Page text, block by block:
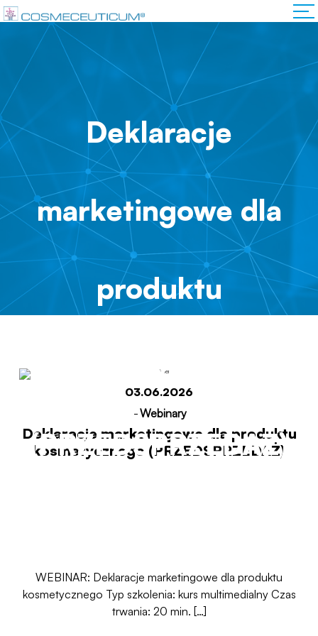
Deklaracje
marketingowe dla
produktu
kosmetycznego
(PRZEDSPRZEDAŻ)
03.06.2026
-Webinary
Deklaracje marketingowe dla produktu
kosmetycznego (PRZEDSPRZEDAŻ)
WEBINAR: Deklaracje marketingowe dla produktu
kosmetycznego Typ szkolenia: kurs multimedialny Czas
trwania: 20 min. […]